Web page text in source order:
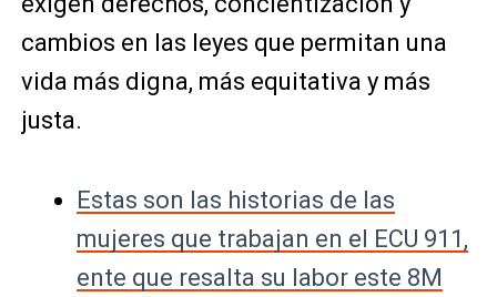
cambios en las leyes que permitan una
vida más digna, más equitativa y más
justa.
Estas son las historias de las
mujeres que trabajan en el ECU 911,
ente que resalta su labor este 8M